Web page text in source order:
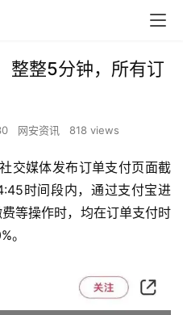
整整5分钟，所有订
网安资讯 818 views
交媒体发布订单支付页面截
时间段内，通过支付宝进
等操作时，均在订单支付时
。